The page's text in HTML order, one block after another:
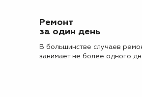
Ремонт
за один день
В большинстве случаев
занимает не более одного